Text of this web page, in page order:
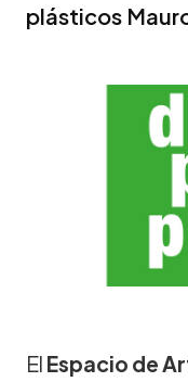
plásticos
El Espacio de